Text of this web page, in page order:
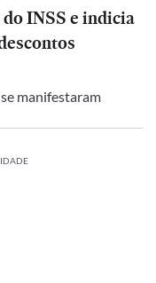
INSS e indicia
manifestaram